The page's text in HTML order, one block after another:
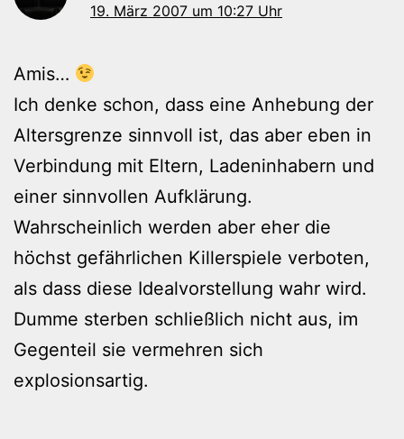
19. März 2007 um 10:27 Uhr
Amis…
Ich denke schon, dass eine Anhebung der
Altersgrenze sinnvoll ist, das aber eben in
Verbindung mit Eltern, Ladeninhabern und
einer sinnvollen Aufklärung.
Wahrscheinlich werden aber eher die
höchst gefährlichen Killerspiele verboten,
als dass diese Idealvorstellung wahr wird.
Dumme sterben schließlich nicht aus, im
Gegenteil sie vermehren sich
explosionsartig.